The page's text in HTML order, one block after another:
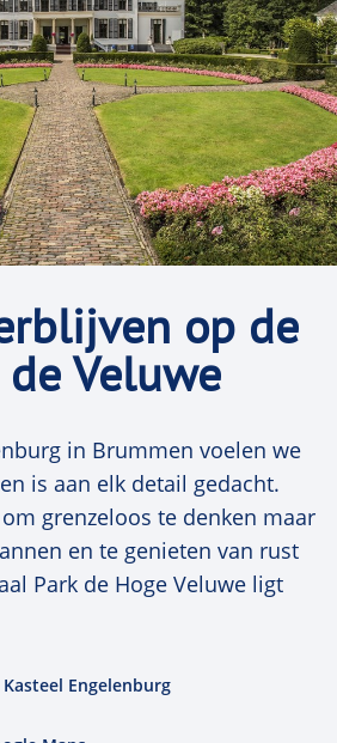
Stuart Mill,Over vrijheid,
om dieper in te gaan
het begrip vrijheid. Over de
meningsuiting, en van
kwesties over (de grenzen
In hoeverre beschikt een
leven, en kan hij of zij
dood? Welke grenzen
handelen? Wat
leren over vragen over
hardnekkigheid, of
precies moeten omgaan met
de diepe vraag over de zin
Camus zet in zijn beroemde
of zelfdoding een
kan zijn. We nemen de
als uitgangspunt om na te
over euthanasie en andere
die niet strikt medisch zijn,
op de
Veluwe
in Brummen voelen we
is aan elk detail gedacht.
grenzeloos te denken maar
en te genieten van rust
Park de Hoge Veluwe ligt
Engelenburg